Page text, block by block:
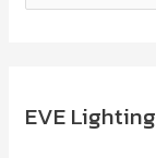
e
c
EVE Lighting